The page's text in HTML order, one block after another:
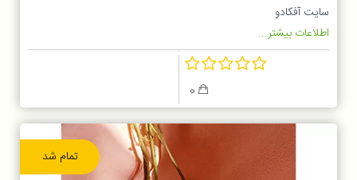
سایت آفکادو
اطلاعات بیشتر...
0
تمام شد